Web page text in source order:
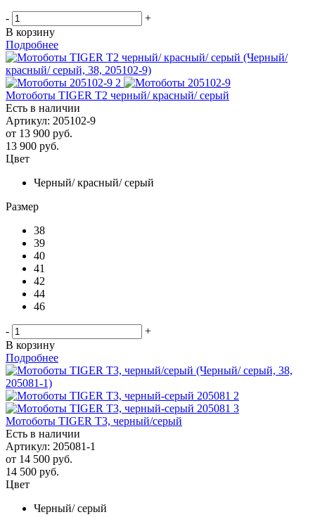
-
+
В корзину
Подробнее
Мотоботы TIGER T2 черный/ красный/ серый
Есть в наличии
Артикул: 205102-9
от 13 900 руб.
13 900 руб.
Цвет
Черный/ красный/ серый
Размер
38
39
40
41
42
44
46
-
+
В корзину
Подробнее
Мотоботы TIGER T3, черный/серый
Есть в наличии
Артикул: 205081-1
от 14 500 руб.
14 500 руб.
Цвет
Черный/ серый